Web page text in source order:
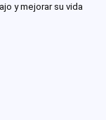
y mejorar su vida